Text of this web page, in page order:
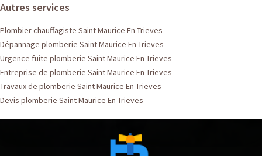
Autres services
Plombier chauffagiste Saint Maurice En Trieves
Dépannage plomberie Saint Maurice En Trieves
Urgence fuite plomberie Saint Maurice En Trieves
Entreprise de plomberie Saint Maurice En Trieves
Travaux de plomberie Saint Maurice En Trieves
Devis plomberie Saint Maurice En Trieves